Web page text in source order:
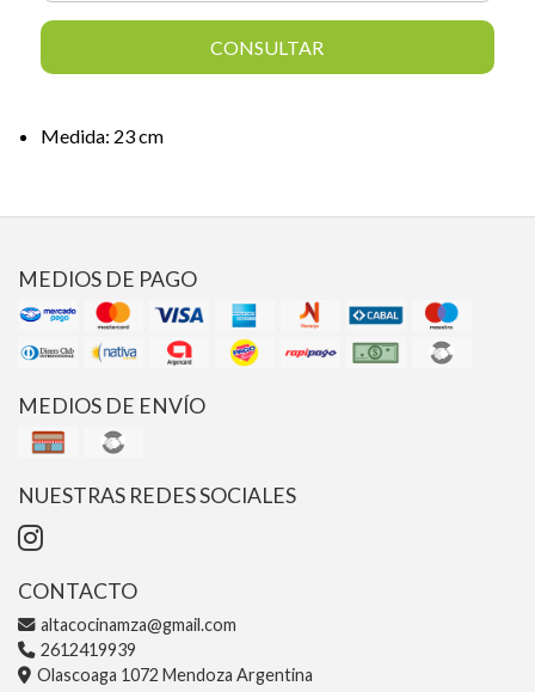
CONSULTAR
Medida: 23 cm
MEDIOS DE PAGO
MEDIOS DE ENVÍO
NUESTRAS REDES SOCIALES
CONTACTO
altacocinamza@gmail.com
2612419939
Olascoaga 1072 Mendoza Argentina